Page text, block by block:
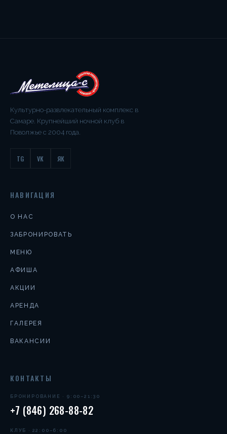
Культурно-развлекательный комплекс в
Самаре. Крупнейший ночной клуб в
Поволжье с 2004 года.
TG VK ЯК
НАВИГАЦИЯ
О НАС
ЗАБРОНИРОВАТЬ
МЕНЮ
АФИША
АКЦИИ
АРЕНДА
ГАЛЕРЕЯ
ВАКАНСИИ
КОНТАКТЫ
БРОНИРОВАНИЕ · 9:00–21:30
+7 (846) 268-88-82
КЛУБ · 22:00–6:00